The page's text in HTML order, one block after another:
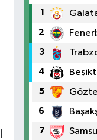
1
2
3
4
5
6
7